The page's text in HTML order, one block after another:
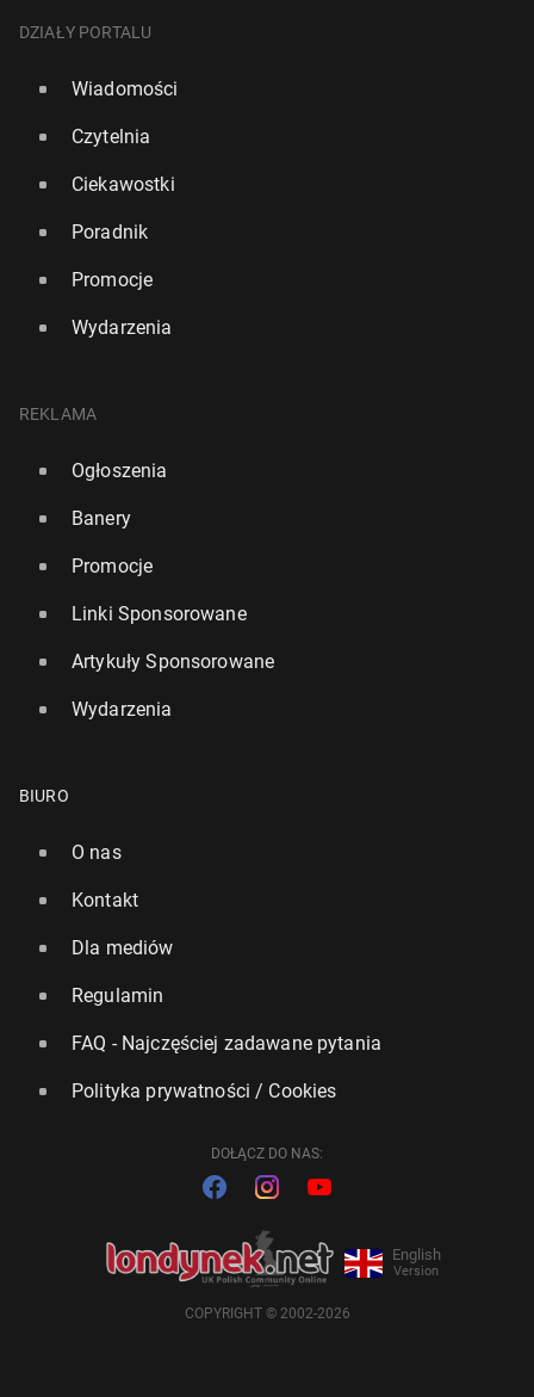
DZIAŁY PORTALU
Wiadomości
Czytelnia
Ciekawostki
Poradnik
Promocje
Wydarzenia
REKLAMA
Ogłoszenia
Banery
Promocje
Linki Sponsorowane
Artykuły Sponsorowane
Wydarzenia
BIURO
O nas
Kontakt
Dla mediów
Regulamin
FAQ - Najczęściej zadawane pytania
Polityka prywatności / Cookies
DOŁĄCZ DO NAS:
English
Version
COPYRIGHT © 2002-2026